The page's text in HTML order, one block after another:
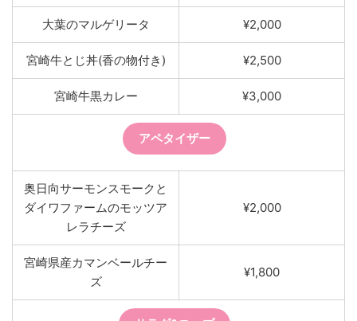
大葉のマルゲリータ ¥2,000
宮崎牛とじ丼(香の物付き) ¥2,500
宮崎牛黒カレー ¥3,000
アペタイザー
奥日向サーモンスモークと
ダイワファームのモッツア
レラチーズ
¥2,000
宮崎県産カマンベールチー
ズ
¥1,800